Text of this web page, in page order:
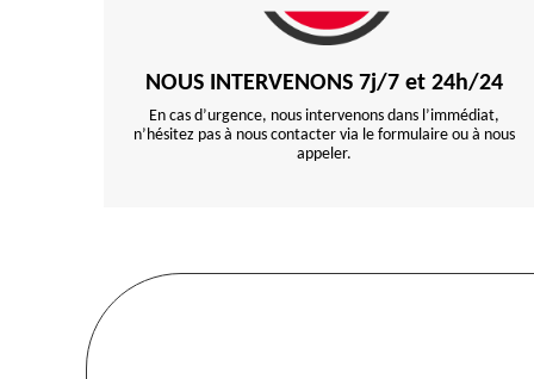
NOUS INTERVENONS 7j/7 et 24h/24
En cas d’urgence, nous intervenons dans l’immédiat,
n’hésitez pas à nous contacter via le formulaire ou à nous
appeler.